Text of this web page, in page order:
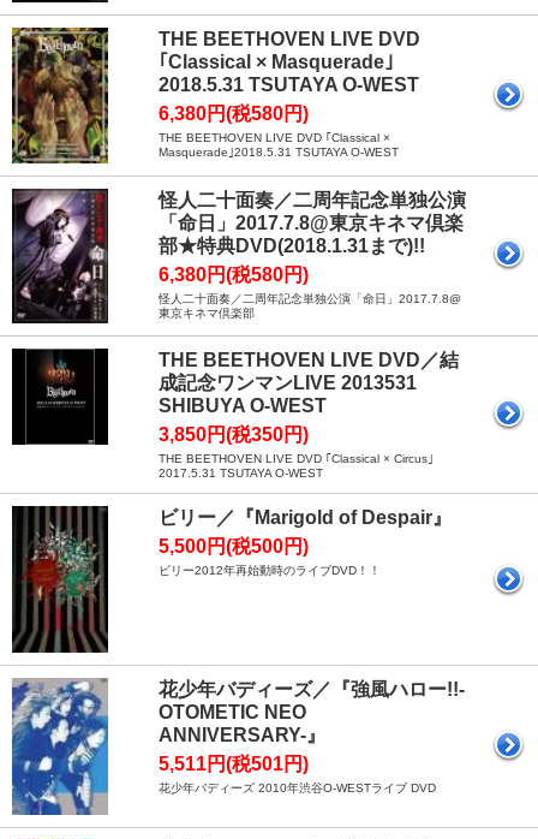
THE BEETHOVEN LIVE DVD
｢Classical × Masquerade｣
2018.5.31 TSUTAYA O-WEST
6,380円(税580円)
THE BEETHOVEN LIVE DVD ｢Classical ×
Masquerade｣2018.5.31 TSUTAYA O-WEST
怪人二十面奏／二周年記念単独公演
「命日」2017.7.8@東京キネマ倶楽
部★特典DVD(2018.1.31まで)!!
6,380円(税580円)
怪人二十面奏／二周年記念単独公演「命日」2017.7.8@
東京キネマ倶楽部
THE BEETHOVEN LIVE DVD／結
成記念ワンマンLIVE 2013531
SHIBUYA O-WEST
3,850円(税350円)
THE BEETHOVEN LIVE DVD ｢Classical × Circus｣
2017.5.31 TSUTAYA O-WEST
ビリー／『Marigold of Despair』
5,500円(税500円)
ビリー2012年再始動時のライブDVD！！
花少年バディーズ／『強風ハロー!!-
OTOMETIC NEO
ANNIVERSARY-』
5,511円(税501円)
花少年バディーズ 2010年渋谷O-WESTライブ DVD